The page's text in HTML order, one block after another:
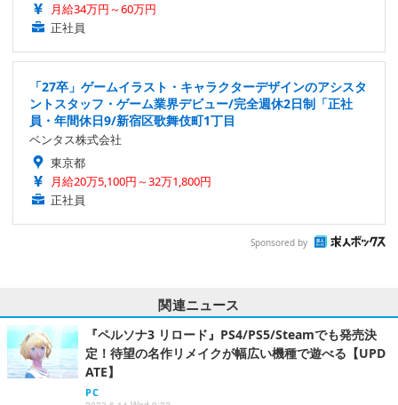
月給34万円～60万円
正社員
「27卒」ゲームイラスト・キャラクターデザインのアシスタ
ントスタッフ・ゲーム業界デビュー/完全週休2日制「正社
員・年間休日9/新宿区歌舞伎町1丁目
ベンタス株式会社
東京都
月給20万5,100円～32万1,800円
正社員
Sponsored by
関連ニュース
『ペルソナ3 リロード』PS4/PS5/Steamでも発売決
定！待望の名作リメイクが幅広い機種で遊べる【UPD
ATE】
PC